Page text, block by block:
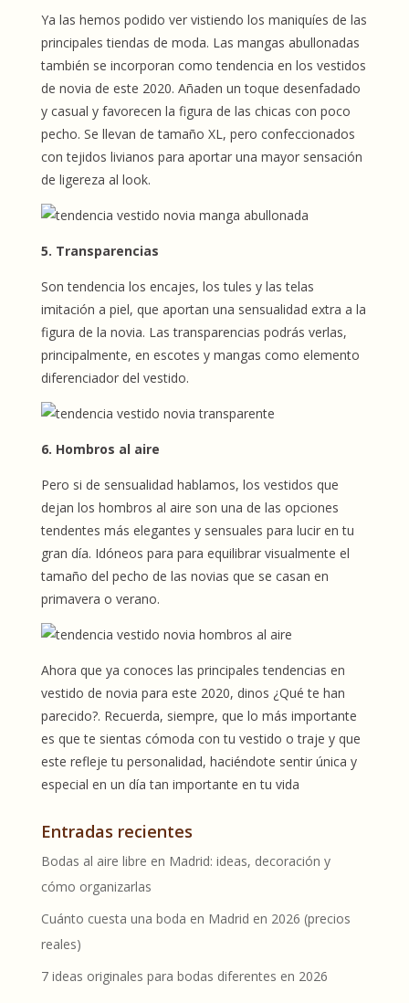
Ya las hemos podido ver vistiendo los maniquíes de las
principales tiendas de moda. Las mangas abullonadas
también se incorporan como tendencia en los vestidos
de novia de este 2020. Añaden un toque desenfadado
y casual y favorecen la figura de las chicas con poco
pecho. Se llevan de tamaño XL, pero confeccionados
con tejidos livianos para aportar una mayor sensación
de ligereza al look.
5. Transparencias
Son tendencia los encajes, los tules y las telas
imitación a piel, que aportan una sensualidad extra a la
figura de la novia. Las transparencias podrás verlas,
principalmente, en escotes y mangas como elemento
diferenciador del vestido.
6. Hombros al aire
Pero si de sensualidad hablamos, los vestidos que
dejan los hombros al aire son una de las opciones
tendentes más elegantes y sensuales para lucir en tu
gran día. Idóneos para para equilibrar visualmente el
tamaño del pecho de las novias que se casan en
primavera o verano.
Ahora que ya conoces las principales tendencias en
vestido de novia para este 2020, dinos ¿Qué te han
parecido?. Recuerda, siempre, que lo más importante
es que te sientas cómoda con tu vestido o traje y que
este refleje tu personalidad, haciéndote sentir única y
especial en un día tan importante en tu vida
Entradas recientes
Bodas al aire libre en Madrid: ideas, decoración y
cómo organizarlas
Cuánto cuesta una boda en Madrid en 2026 (precios
reales)
7 ideas originales para bodas diferentes en 2026